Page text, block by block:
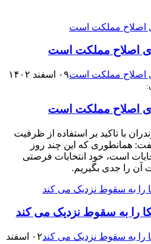
اصلاح مملکت است
۰۹ اسفند ۱۴۰۲
اصلاح مملکت است
با تاکید بر استفاده از ظرفیت
همانطوری که این چند روز
است، خود انتخابات فرصتی
آن را جدی بگیریم.
را به سقوط نزدیک می کند
۰۲ اسفند